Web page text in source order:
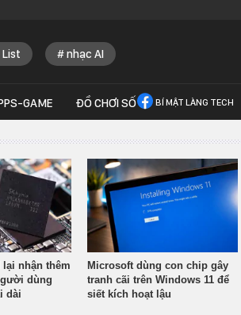
nhạc AI
GAME ĐỒ CHƠI SỐ BÍ MẬT LÀNG TECH
nhận thêm
dùng
dài
Microsoft dùng con chip gây
tranh cãi trên Windows 11 để
siết kích hoạt lậu